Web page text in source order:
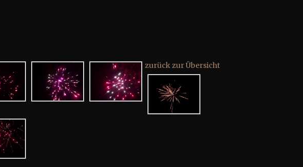
zurück zur Übersicht